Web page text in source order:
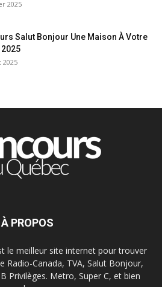
2025
Salut Bonjour Une Maison À Votre
2025
2025
À PROPOS
le meilleur site internet pour trouver
Radio-Canada, TVA, Salut Bonjour,
Privilèges. Metro, Super C, et bien